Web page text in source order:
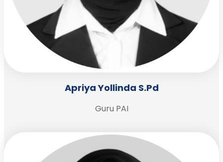
Apriya Yollinda S.Pd
Guru PAI